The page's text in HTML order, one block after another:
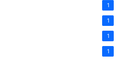
1
1
1
1